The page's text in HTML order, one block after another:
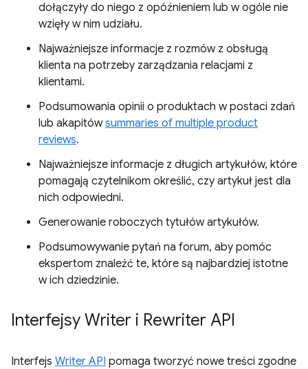
dołączyły do niego z opóźnieniem lub w ogóle nie
wzięły w nim udziału.
Najważniejsze informacje z rozmów z obsługą
klienta na potrzeby zarządzania relacjami z
klientami.
Podsumowania opinii o produktach w postaci zdań
lub akapitówsummaries of multiple product
reviews.
Najważniejsze informacje z długich artykułów, które
pomagają czytelnikom określić, czy artykuł jest dla
nich odpowiedni.
Generowanie roboczych tytułów artykułów.
Podsumowywanie pytań na forum, aby pomóc
ekspertom znaleźć te, które są najbardziej istotne
w ich dziedzinie.
Interfejsy Writer i Rewriter API
Interfejs Writer API pomaga tworzyć nowe treści zgodne